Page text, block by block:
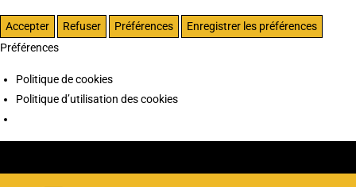
Accepter Refuser Préférences
Enregistrer les préférences
Préférences
Politique de cookies
Politique d’utilisation des cookies